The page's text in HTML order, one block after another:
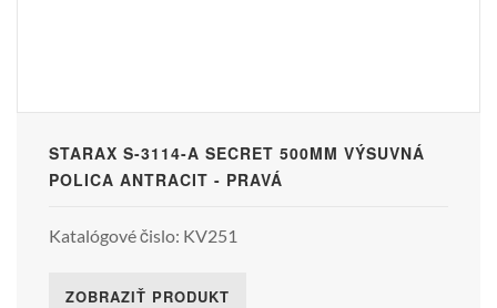
STARAX S-3114-A SECRET 500MM VÝSUVNÁ
POLICA ANTRACIT - PRAVÁ
Katalógové čislo: KV251
ZOBRAZIŤ PRODUKT